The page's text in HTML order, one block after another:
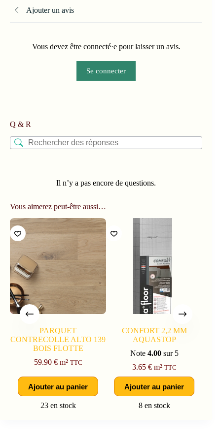
Ajouter un avis
Vous devez être connecté·e pour laisser un avis.
Se connecter
Q & R
Il n’y a pas encore de questions.
Vous aimerez peut-être aussi…
PARQUET
CONTRECOLLE ALTO 139
BOIS FLOTTE
59.90 €m² TTC
Ajouter au panier
23 en stock
CONFORT 2,2 MM
AQUASTOP
Note 4.00sur 5
3.65 €m² TTC
Ajouter au panier
8 en stock